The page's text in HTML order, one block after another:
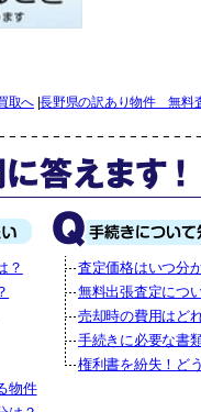
取へ|長野県の訳あり物件 無料
？
物件
査定価格はいつ分
無料出張査定につ
売却時の費用はど
手続きに必要な書
権利書を紛失！ど